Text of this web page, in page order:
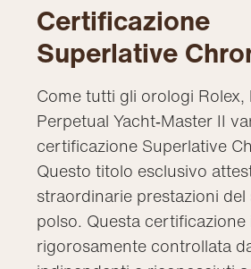
Certificazione
Superlative
Come tutti gli orologi Rolex,
Perpetual Yacht‑Master II
certificazione Superlative
Questo titolo esclusivo
straordinarie prestazioni
polso. Questa
rigorosamente controllata